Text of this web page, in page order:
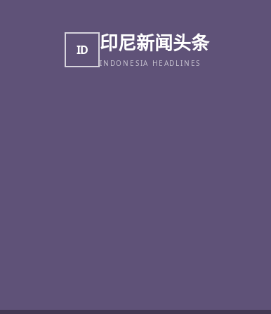
ID 印尼新闻头条
INDONESIA HEADLINES